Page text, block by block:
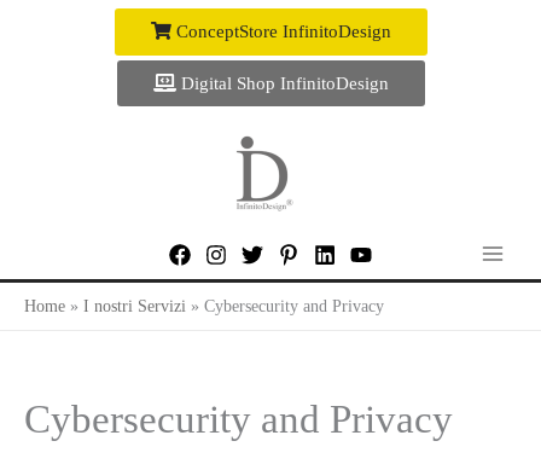
ConceptStore InfinitoDesign
Digital Shop InfinitoDesign
Home I nostri Servizi Cybersecurity and Privacy
Cybersecurity and Privacy